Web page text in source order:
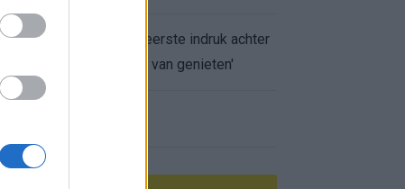
Marcos Leonardo laat eerste indruk achter
bij Ajax: 'Hier gaan fans van genieten'